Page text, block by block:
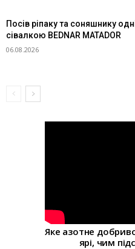
Посів ріпаку та соняшнику
сівалкою BEDNAR MATADOR
06.08.2026
Яке азотне
ярі, чим